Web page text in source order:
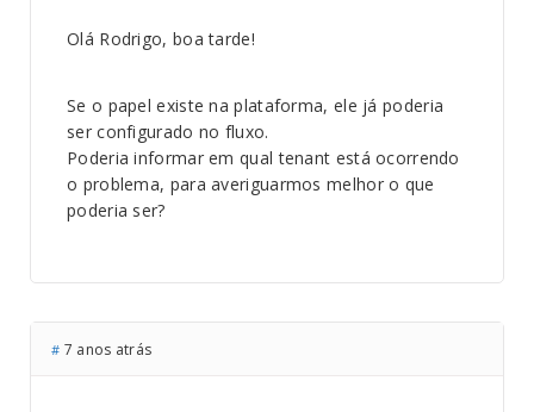
Olá Rodrigo, boa tarde!
Se o papel existe na plataforma, ele já poderia
ser configurado no fluxo.
Poderia informar em qual tenant está ocorrendo
o problema, para averiguarmos melhor o que
poderia ser?
# 7 anos atrás